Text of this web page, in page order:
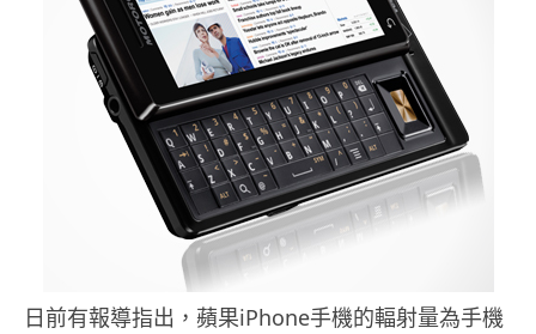
日前有報導指出，蘋果iPhone手機的輻射量為手機